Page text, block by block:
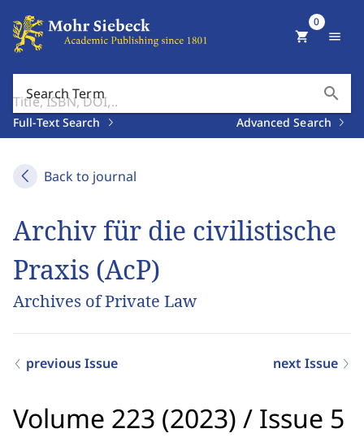
Search Term search
Full-Text Search Advanced Search
shopping_cart
0
menu
Back to journal
Archiv für die civilistische
Praxis (AcP)
Archives of Private Law
previous Issue next Issue
Volume 223 (2023) / Issue 5